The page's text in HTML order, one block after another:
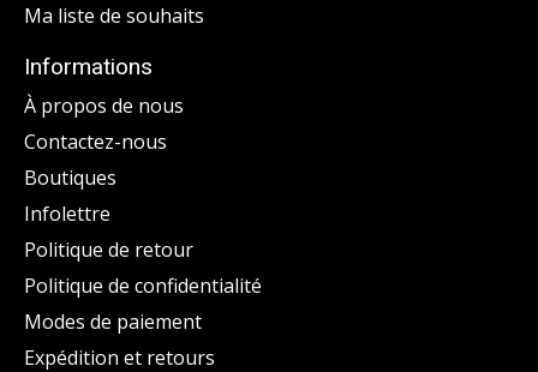
Ma liste de souhaits
Informations
À propos de nous
Contactez-nous
Boutiques
Infolettre
Politique de retour
Politique de confidentialité
Modes de paiement
Expédition et retours